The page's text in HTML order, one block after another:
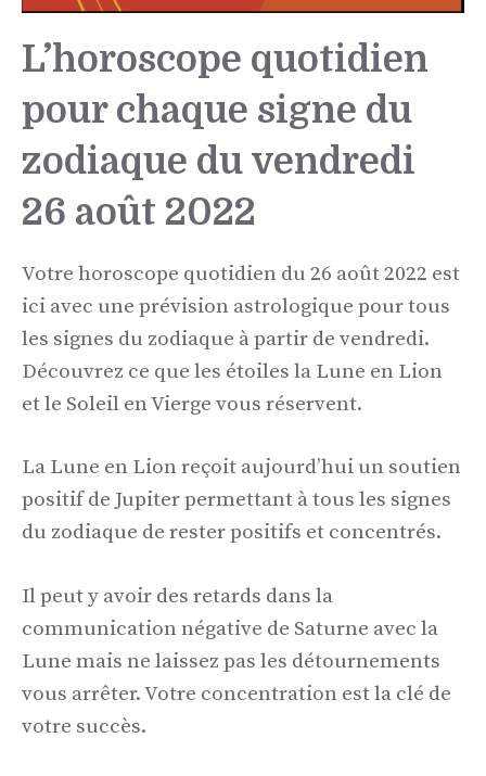
L’horoscope quotidien
pour chaque signe du
zodiaque du vendredi
26 août 2022
Votre horoscope quotidien du 26 août 2022 est
ici avec une prévision astrologique pour tous
les signes du zodiaque à partir de vendredi.
Découvrez ce que les étoiles la Lune en Lion
et le Soleil en Vierge vous réservent.
La Lune en Lion reçoit aujourd’hui un soutien
positif de Jupiter permettant à tous les signes
du zodiaque de rester positifs et concentrés.
Il peut y avoir des retards dans la
communication négative de Saturne avec la
Lune mais ne laissez pas les détournements
vous arrêter. Votre concentration est la clé de
votre succès.